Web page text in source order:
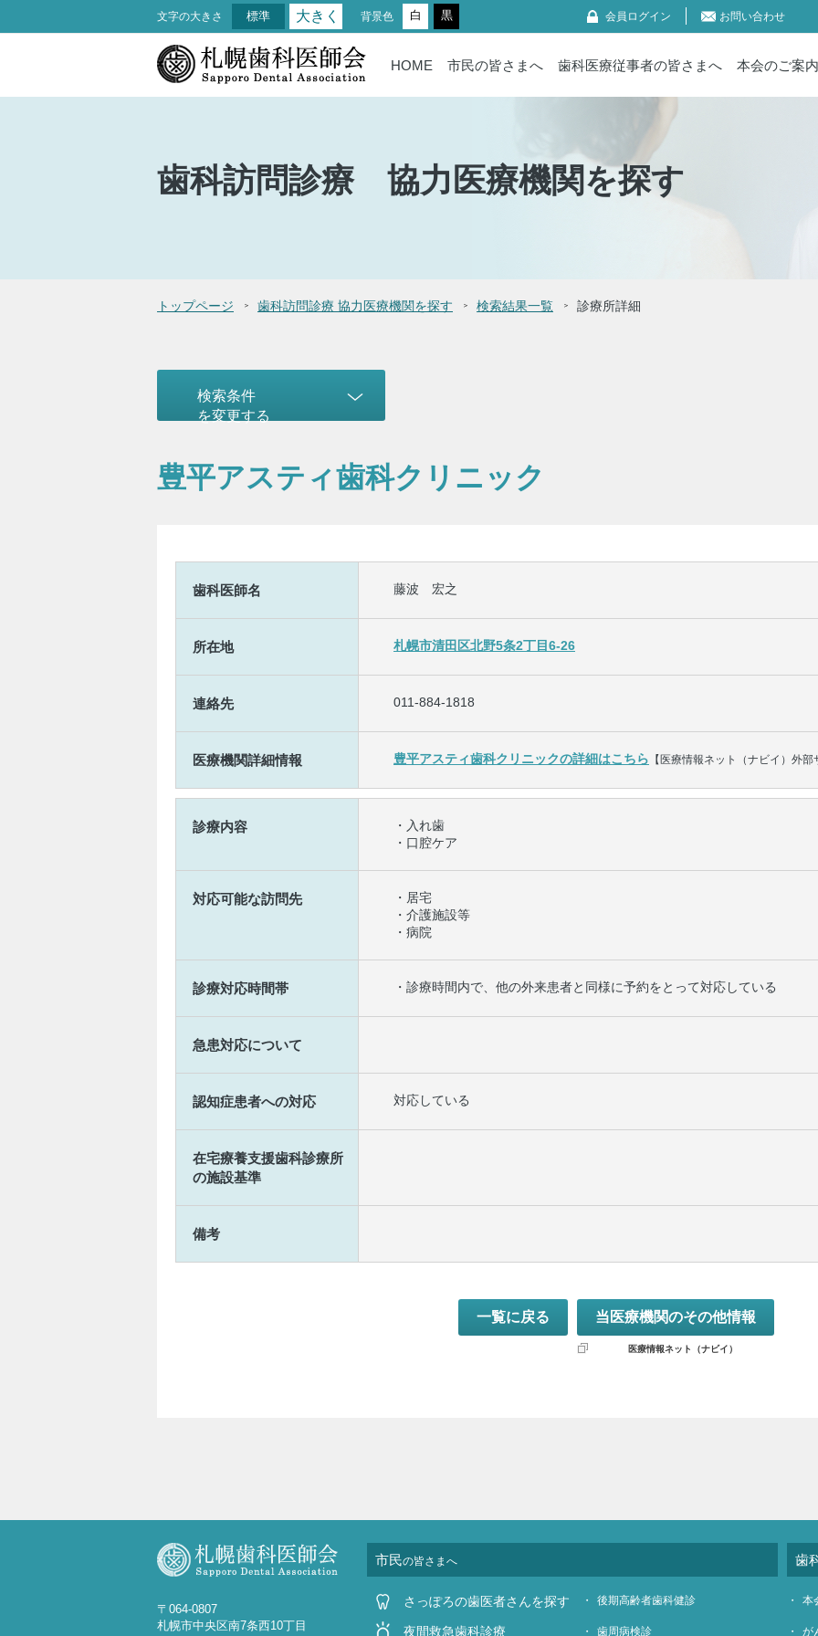
文字の大きさ 標準 大きく 背景色 白 黒 会員ログイン お問い合わせ
HOME 市民の皆さまへ 歯科医療従事者の皆さまへ 本会のご案内
歯科訪問診療 協力医療機関を探す
トップページ 歯科訪問診療 協力医療機関を探す 検索結果一覧 診療所詳細
検索条件
を変更する
豊平アスティ歯科クリニック
歯科医師名 藤波 宏之
所在地 札幌市清田区北野5条2丁目6-26
連絡先 011-884-1818
医療機関詳細情報 豊平アスティ歯科クリニックの詳細はこちら 【医療情報ネット（ナビイ）外部
診療内容
・入れ歯
・口腔ケア
対応可能な訪問先
・居宅
・介護施設等
・病院
診療対応時間帯 ・診療時間内で、他の外来患者と同様に予約をとって対応している
急患対応について
認知症患者への対応 対応している
在宅療養支援歯科診療所
の施設基準
備考
一覧に戻る 当医療機関のその他情報
医療情報ネット（ナビイ）
〒064-0807
札幌市中央区南7条西10丁目
市民の皆さまへ
さっぽろの歯医者さんを探す
夜間救急歯科診療
後期高齢者歯科健診
歯周病検診
歯
本
が